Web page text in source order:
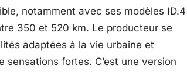
notamment avec ses modèles ID.4
350 et 520 km. Le producteur se
adaptées à la vie urbaine et
sensations fortes. C’est une version